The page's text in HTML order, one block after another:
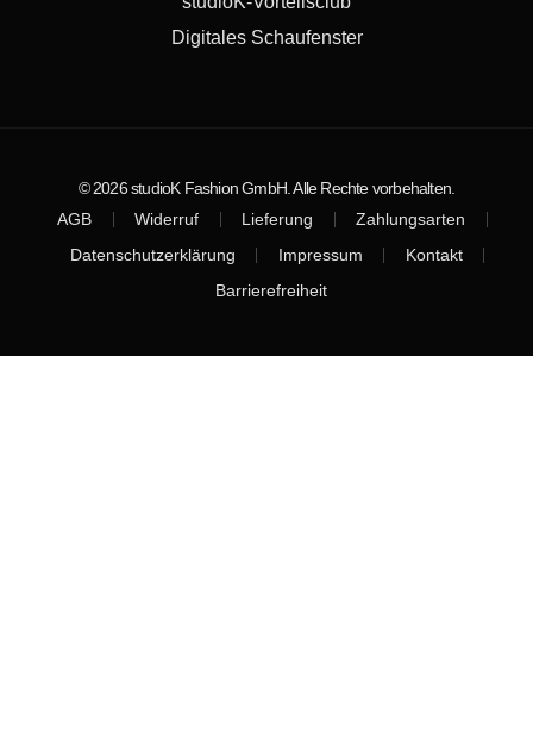
Digitales Schaufenster
© 2026 studioK Fashion GmbH. Alle Rechte vorbehalten.
AGB
Widerruf Lieferung
Zahlungsarten
Datenschutzerklärung
Impressum
Kontakt
Barrierefreiheit